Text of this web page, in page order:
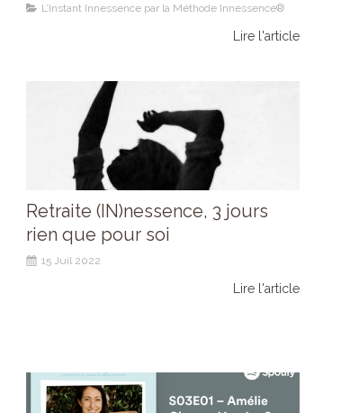
L’Instant Innessence par la Méthode Innessence®
Lire l'article
Retraite (IN)nessence, 3 jours
rien que pour soi
15 Juil 2022
Lire l'article